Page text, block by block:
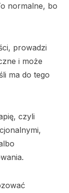
normalne, bo
prowadzi
i może
ma do tego
czyli